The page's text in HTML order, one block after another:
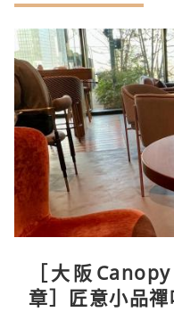
［大阪
章］匠意小品禪